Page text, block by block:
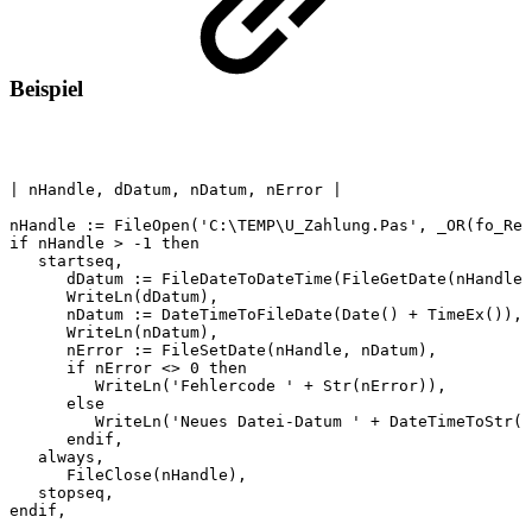
Beispiel
nHandle, dDatum, nDatum, nError
nHandle
:= FileOpen('C:\TEMP\U_Zahlung.Pas',
if
nHandle > -1 then
startseq,
dDatum
:=
WriteLn(dDatum),
nDatum
:= DateTimeToFileDate(Date() + TimeEx()),
WriteLn(nDatum),
nError
:= FileSetDate(nHandle,
nDatum),
if
nError <> 0 then
WriteLn('Fehlercode
' + Str(nError)),
else
WriteLn('Neues Datei-Datum ' +
endif,
always,
FileClose(nHandle),
stopseq,
endif,